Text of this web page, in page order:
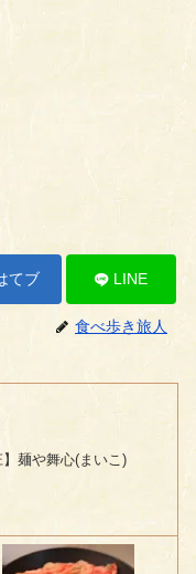
てブ LINE
食べ歩き旅人
】麺や舞心(まいこ)